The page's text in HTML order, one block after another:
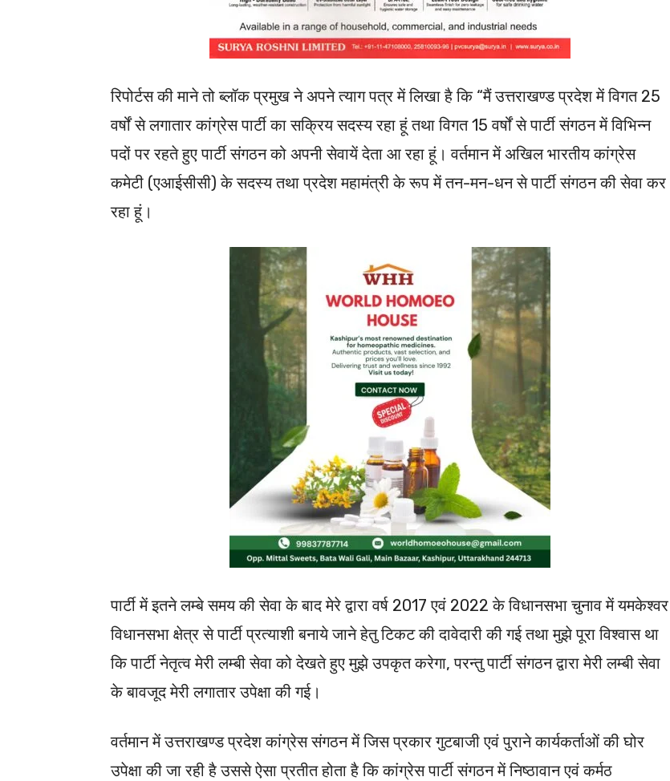
रिपोर्टस की माने तो ब्लॉक प्रमुख ने अपने त्याग पत्र में लिखा है कि “मैं उत्तराखण्ड प्रदेश में विगत 25
वर्षों से लगातार कांग्रेस पार्टी का सक्रिय सदस्य रहा हूं तथा विगत 15 वर्षों से पार्टी संगठन में विभिन्न
पदों पर रहते हुए पार्टी संगठन को अपनी सेवायें देता आ रहा हूं। वर्तमान में अखिल भारतीय कांग्रेस
कमेटी (एआईसीसी) के सदस्य तथा प्रदेश महामंत्री के रूप में तन-मन-धन से पार्टी संगठन की सेवा कर
रहा हूं।
पार्टी में इतने लम्बे समय की सेवा के बाद मेरे द्वारा वर्ष 2017 एवं 2022 के विधानसभा चुनाव में यमकेश्वर
विधानसभा क्षेत्र से पार्टी प्रत्याशी बनाये जाने हेतु टिकट की दावेदारी की गई तथा मुझे पूरा विश्वास था
कि पार्टी नेतृत्व मेरी लम्बी सेवा को देखते हुए मुझे उपकृत करेगा, परन्तु पार्टी संगठन द्वारा मेरी लम्बी सेवा
के बावजूद मेरी लगातार उपेक्षा की गई।
वर्तमान में उत्तराखण्ड प्रदेश कांग्रेस संगठन में जिस प्रकार गुटबाजी एवं पुराने कार्यकर्ताओं की घोर
उपेक्षा की जा रही है उससे ऐसा प्रतीत होता है कि कांग्रेस पार्टी संगठन में निष्ठावान एवं कर्मठ